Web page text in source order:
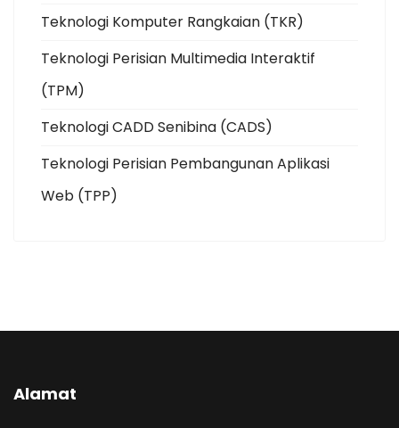
Teknologi Komputer Rangkaian (TKR)
Teknologi Perisian Multimedia Interaktif
(TPM)
Teknologi CADD Senibina (CADS)
Teknologi Perisian Pembangunan Aplikasi
Web (TPP)
Alamat